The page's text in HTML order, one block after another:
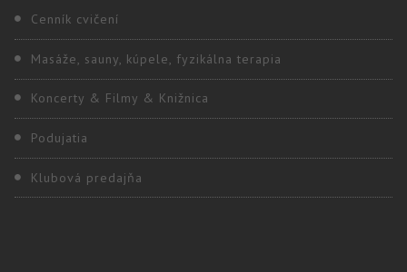
Cenník cvičení
Masáže, sauny, kúpele, fyzikálna terapia
Koncerty & Filmy & Knižnica
Podujatia
Klubová predajňa